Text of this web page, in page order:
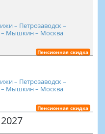
– Петрозаводск –
– Мышкин – Москва
Пенсионная скидка
– Петрозаводск –
– Мышкин – Москва
Пенсионная скидка